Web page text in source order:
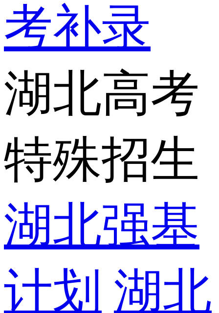
考补录
湖北高考
特殊招生
湖北强基
计划 湖北